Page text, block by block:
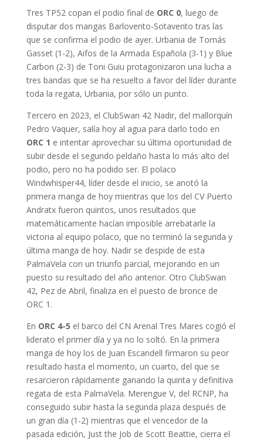
Tres TP52 copan el podio final de ORC 0, luego de
disputar dos mangas Barlovento-Sotavento tras las
que se confirma el podio de ayer. Urbania de Tomás
Gasset (1-2), Aifos de la Armada Española (3-1) y Blue
Carbon (2-3) de Toni Guiu protagonizaron una lucha a
tres bandas que se ha resuelto a favor del líder durante
toda la regata, Urbania, por sólo un punto.
Tercero en 2023, el ClubSwan 42 Nadir, del mallorquín
Pedro Vaquer, salía hoy al agua para darlo todo en
ORC 1 e intentar aprovechar su última oportunidad de
subir desde el segundo peldaño hasta lo más alto del
podio, pero no ha podido ser. El polaco
Windwhisper44, líder desde el inicio, se anotó la
primera manga de hoy mientras que los del CV Puerto
Andratx fueron quintos, unos resultados que
matemáticamente hacían imposible arrebatarle la
victoria al equipo polaco, que no terminó la segunda y
última manga de hoy. Nadir se despide de esta
PalmaVela con un triunfo parcial, mejorando en un
puesto su resultado del año anterior. Otro ClubSwan
42, Pez de Abril, finaliza en el puesto de bronce de
ORC 1.
En ORC 4-5 el barco del CN Arenal Tres Mares cogió el
liderato el primer día y ya no lo soltó. En la primera
manga de hoy los de Juan Escandell firmaron su peor
resultado hasta el momento, un cuarto, del que se
resarcieron rápidamente ganando la quinta y definitiva
regata de esta PalmaVela. Merengue V, del RCNP, ha
conseguido subir hasta la segunda plaza después de
un gran día (1-2) mientras que el vencedor de la
pasada edición, Just the Job de Scott Beattie, cierra el